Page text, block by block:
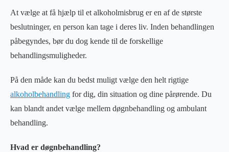
At vælge at få hjælp til et alkoholmisbrug er en af ​​de største
beslutninger, en person kan tage i deres liv. Inden behandlingen
påbegyndes, bør du dog kende til de forskellige
behandlingsmuligheder.
På den måde kan du bedst muligt vælge den helt rigtige
alkoholbehandling for dig, din situation og dine pårørende. Du
kan blandt andet vælge mellem døgnbehandling og ambulant
behandling.
Hvad er døgnbehandling?